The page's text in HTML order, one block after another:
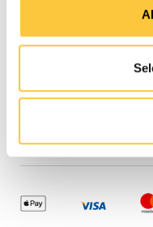
service
Festival Travel BV